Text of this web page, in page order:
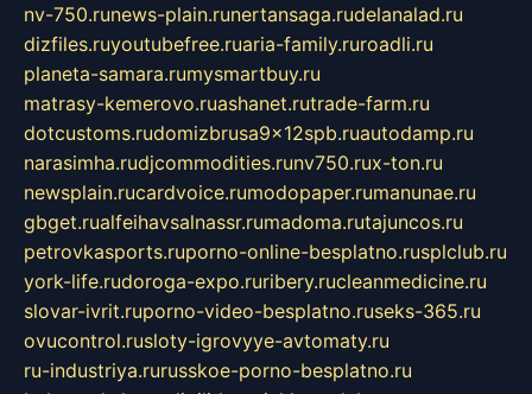
nv-750.runews-plain.runertansaga.rudelanalad.ru
dizfiles.ruyoutubefree.ruaria-family.ruroadli.ru
planeta-samara.rumysmartbuy.ru
matrasy-kemerovo.ruashanet.rutrade-farm.ru
dotcustoms.rudomizbrusa9x12spb.ruautodamp.ru
narasimha.rudjcommodities.runv750.rux-ton.ru
newsplain.rucardvoice.rumodopaper.rumanunae.ru
gbget.rualfeihavsalnassr.rumadoma.rutajuncos.ru
petrovkasports.ruporno-online-besplatno.rusplclub.ru
york-life.rudoroga-expo.ruribery.rucleanmedicine.ru
slovar-ivrit.ruporno-video-besplatno.ruseks-365.ru
ovucontrol.rusloty-igrovyye-avtomaty.ru
ru-industriya.rurusskoe-porno-besplatno.ru